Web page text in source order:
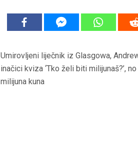
Umirovljeni liječnik iz Glasgowa,
inačici kviza ‘Tko želi biti milijunaš?’,
milijuna kuna